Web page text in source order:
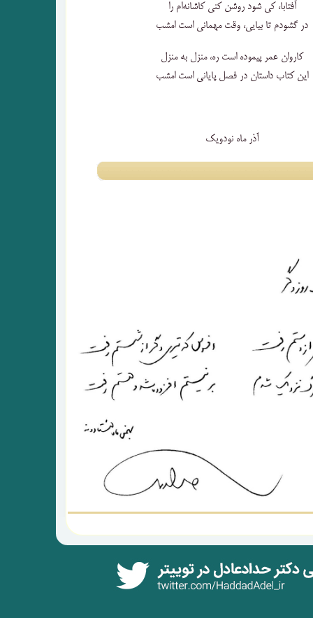
آفتابا، کی شود روشن کنی کاشانه‌ام را
در گشودم تا بیایی، وقت مهمانی است امشب
کاروان عمر پیموده است ره، منزل به منزل
این کتاب داستان در فصل پایانی است امشب
آذر ماه نود‌ویک